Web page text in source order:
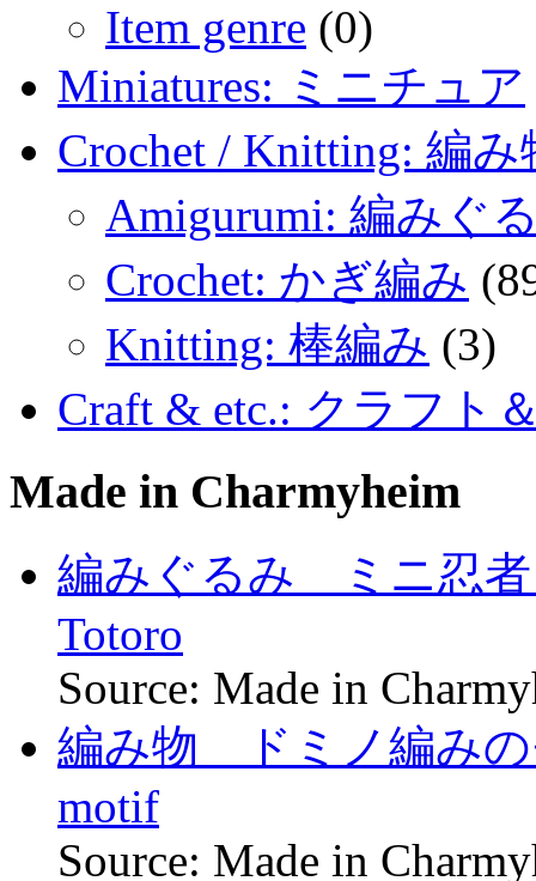
Item genre (0)
Miniatures: ミニチュア
Crochet / Knitting: 編み
Amigurumi: 編みぐ
Crochet: かぎ編み
Knitting: 棒編み (3)
Craft & etc.: クラフト
Made in Charmyheim
編みぐるみ ミニ忍
Totoro
Source: Made in
編み物 ドミノ編みの
motif
Source: Made in